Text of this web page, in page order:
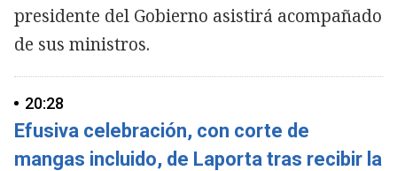
presidente del Gobierno asistirá acompañado
de sus ministros.
20:28
Efusiva celebración, con corte de
mangas incluido, de Laporta tras recibir la